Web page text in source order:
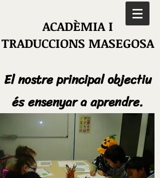
ACADÈMIA I
TRADUCCIONS MASEGOSA
El nostre principal objectiu
és ensenyar a aprendre.